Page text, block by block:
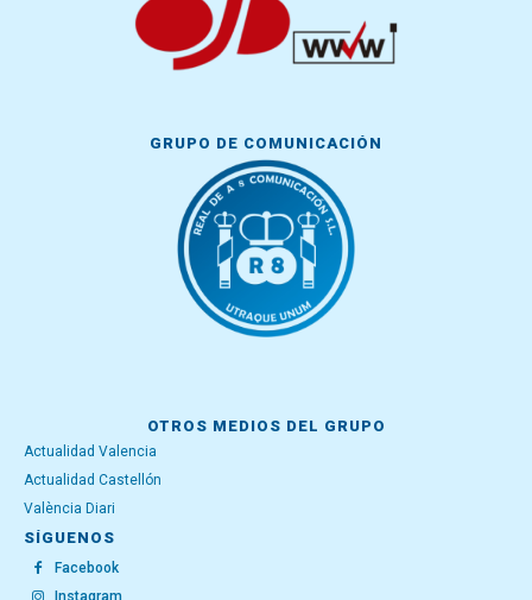
GRUPO DE COMUNICACIÓN
OTROS MEDIOS DEL GRUPO
Actualidad Valencia
Actualidad Castellón
València Diari
SÍGUENOS
Facebook